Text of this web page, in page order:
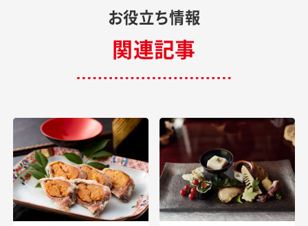
お役立ち情報
関連記事